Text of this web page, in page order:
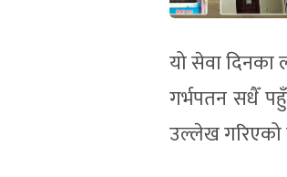
यो सेवा दिनका
गर्भपतन सधैँ
उल्लेख गरिएको